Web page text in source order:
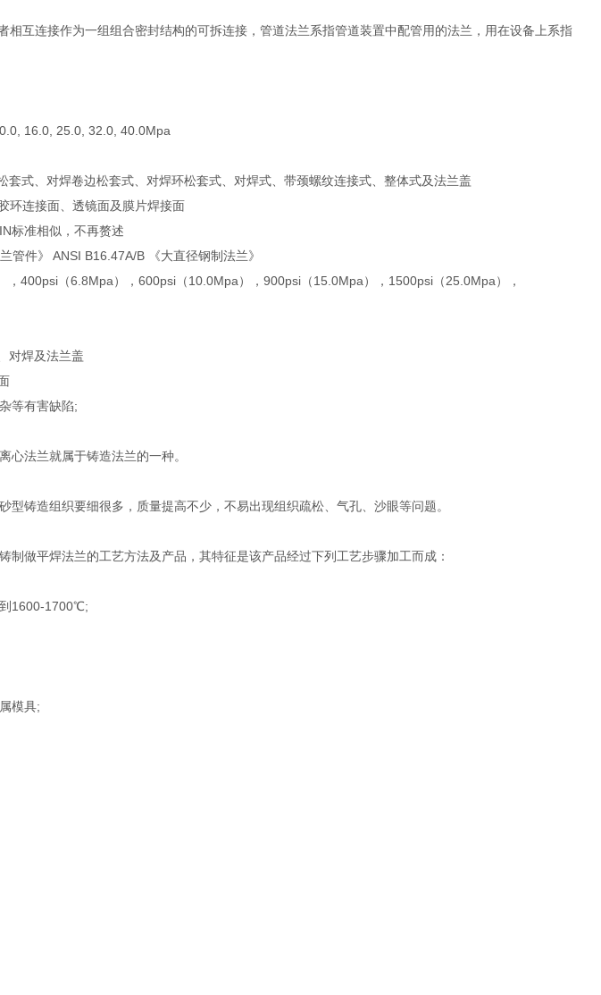
相互连接作为一组组合密封结构的可拆连接，管道法兰系指管道装置中配管用的法兰，用在设备上系指
16.0, 25.0, 32.0, 40.0Mpa
式、对焊卷边松套式、对焊环松套式、对焊式、带颈螺纹连接式、整体式及法兰盖
环连接面、透镜面及膜片焊接面
标准相似，不再赘述
管件》 ANSI B16.47A/B 《大直径钢制法兰》
400psi（6.8Mpa），600psi（10.0Mpa），900psi（15.0Mpa），1500psi（25.0Mpa），
对焊及法兰盖
等有害缺陷;
心法兰就属于铸造法兰的一种。
铸造组织要细很多，质量提高不少，不易出现组织疏松、气孔、沙眼等问题。
做平焊法兰的工艺方法及产品，其特征是该产品经过下列工艺步骤加工而成：
1600-1700℃;
模具;